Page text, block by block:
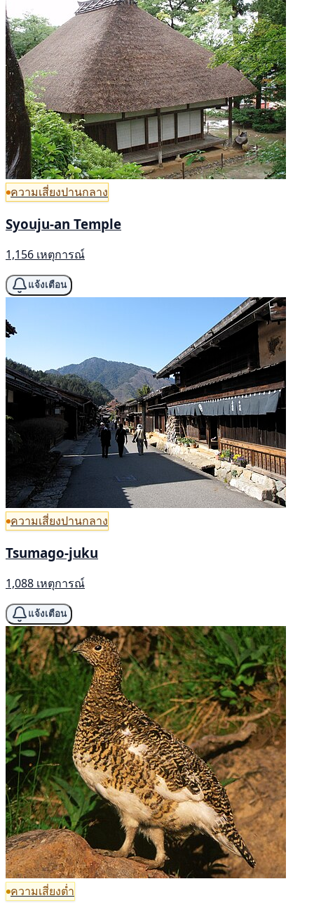
ความเสี่ยงปานกลาง
Syouju-an Temple
1,156 เหตุการณ์
แจ้งเตือน
ความเสี่ยงปานกลาง
Tsumago-juku
1,088 เหตุการณ์
แจ้งเตือน
ความเสี่ยงต่ำ